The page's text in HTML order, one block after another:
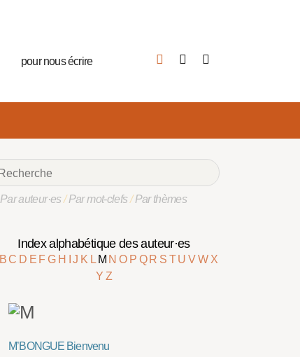
pour nous écrire
Par auteur·es/Par mot-clefs/Par thèmes
Index alphabétique des auteur·es
BC D E FG H IJ K L M NO P Q R S TUVW X
Y Z
M’BONGUE Bienvenu